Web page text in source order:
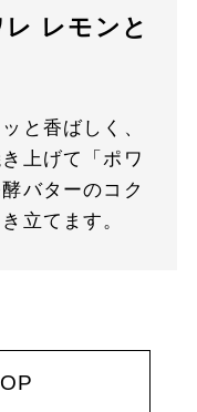
レモンと
と香ばしく、
上げて「ポワ
バターのコク
立てます。